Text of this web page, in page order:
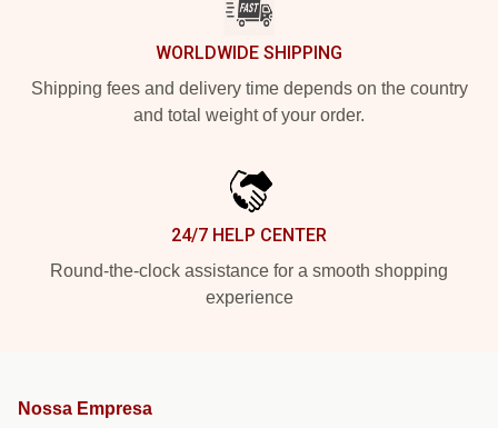
WORLDWIDE SHIPPING
Shipping fees and delivery time depends on the country
and total weight of your order.
24/7 HELP CENTER
Round-the-clock assistance for a smooth shopping
experience
Nossa Empresa